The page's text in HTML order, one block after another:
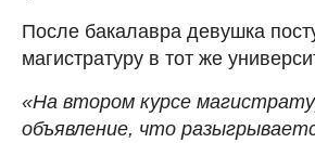
После бакалавра девушка
магистратуру в тот же
«На втором курсе
объявление, что